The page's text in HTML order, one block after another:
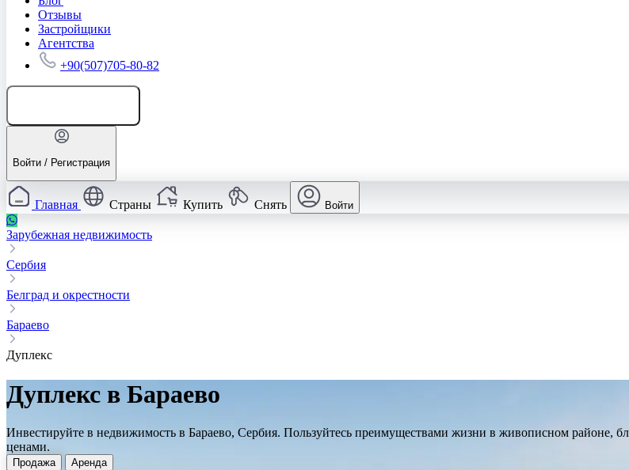
Отзывы
Застройщики
Агентства
+90(507)705-80-82
Войти / Регистрация
Главная Страны Купить Снять Войти
Зарубежная недвижимость
Сербия
Белград и окрестности
Бараево
Дуплекс
Дуплекс в Бараево
Инвестируйте в недвижимость в Бараево, Сербия. Пользуйтесь преимуществами жизни в живописном районе,
ценами.
Продажа
Аренда